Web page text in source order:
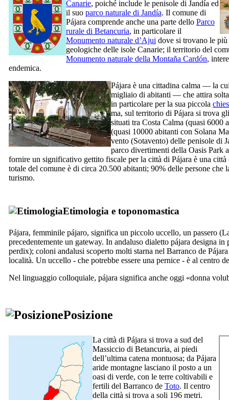
Canarie, poiché include le penisole di Jandía ed
il suo parco naturale di Jandía. Il comune di
Pájara comprende anche una parte dello Parco
rurale di Betancuria, in particolare il
Monumento naturale d’Ajui dove si trovano le
geologiche delle isole Canarie; il territorio del
Monumento naturale della Montaña Cardón,
endemica.
Pájara è una cittadina calma — la
migliaio di abitanti — che attira
in particolare per la sua piccola
ma, sul territorio di Pájara si trova
situati tra Costa Calma (quasi 6000
(quasi 10000 abitanti con Solana
vento (Sotavento) delle penisole di
parco divertimenti della Oasis Park
fornire un significativo gettito fiscale per la città di Pájara è una
totale del comune è di circa 20.500 abitanti; 90% delle persone che
turismo.
Etimologia e toponomastica
Pájara, femminile pájaro, significa un piccolo uccello, un passero
precedentemente un gateway. In andaluso dialetto pájara designa in
perdix); coloni andalusi scoperto molti starna nel Barranco de Pájara
località. Un uccello - che potrebbe essere una pernice - è al centro
Nel linguaggio colloquiale, pájara significa anche oggi «donna
Posizione
La città di Pájara si trova a sud del
Massiccio di Betancuria, ai piedi
dell’ultima catena montuosa; da Pájara
aride montagne lasciano il posto a un
oasi di verde, con le terre coltivabili e
fertili del Barranco de Toto. Il centro
della città si trova a soli 196 metri.